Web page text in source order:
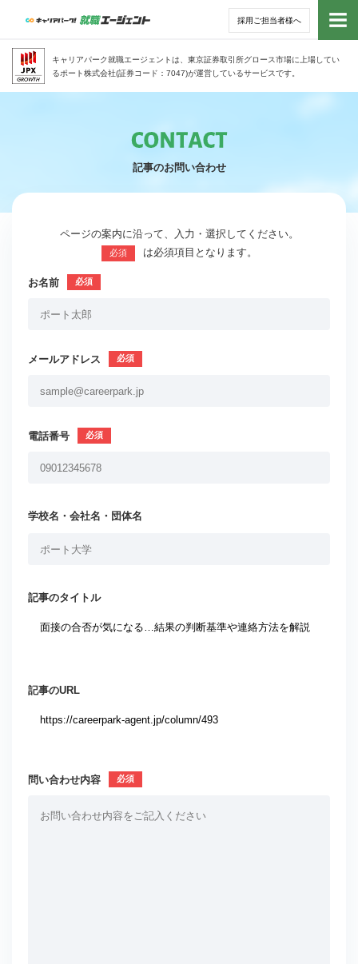
採用ご担当者様へ
キャリアパーク就職エージェントは、東京証券取引所グロース市場に上場してい
るポート株式会社(証券コード：7047)が運営しているサービスです。
トッ
記事のお問い合わせ
ページの案内に沿って、入力・選択してください。
必須 は必須項目となります。
お名前
メールアドレス
電話番号
学校名・会社名・団体名
記事のタイトル
記事のURL
問い合わせ内容